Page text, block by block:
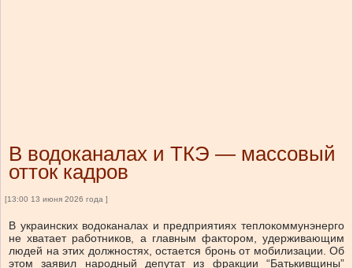
В водоканалах и ТКЭ — массовый
отток кадров
[13:00 13 июня 2026 года ]
В украинских водоканалах и предприятиях теплокоммунэнерго
не хватает работников, а главным фактором, удерживающим
людей на этих должностях, остается бронь от мобилизации. Об
этом заявил народный депутат из фракции “Батькивщины”